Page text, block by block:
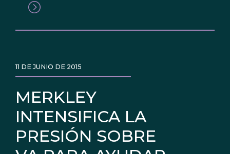
MERKLEY
INTENSIFICA LA
PRESIÓN SOBRE
11 DE JUNIO DE 2015